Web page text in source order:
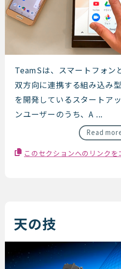
teamS
TeamSは、スマートフォン
双方向に連携する組み込み
を開発しているスタートア
ンユーザーのうち、A ...
Read
このセクションへのリンクを
天の技